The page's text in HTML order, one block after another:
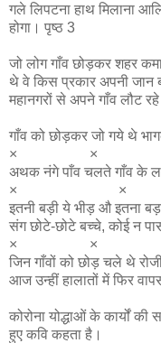
गले लिपटना हाथ मिलाना
होगा। पृष्ठ 3
जो लोग गाँव छोड़कर शहर
थे वे किस प्रकार अपनी जान
महानगरों से अपने गाँव लौट
गाँव को छोड़कर जो गये थे
× ×
अथक नंगे पाँव चलते गाँव के
× ×
इतनी बड़ी ये भीड़ औ इतना
संग छोटे-छोटे बच्चे, कोई न
× ×
जिन गाँवों को छोड़ चले थे
आज उन्हीं हालातों में फिर
कोरोना योद्धाओं के कार्यों की
हुए कवि कहता है।